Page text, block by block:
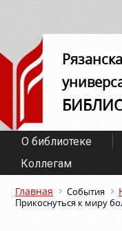
О библиотеке
Коллегам
Главная События
Прикоснуться к миру